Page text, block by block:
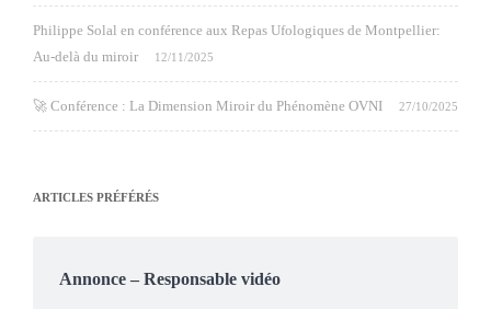
Philippe Solal en conférence aux Repas Ufologiques de Montpellier:
Au-delà du miroir
12/11/2025
🚀 Conférence : La Dimension Miroir du Phénomène OVNI 27/10/2025
ARTICLES PRÉFÉRÉS
Annonce – Responsable vidéo